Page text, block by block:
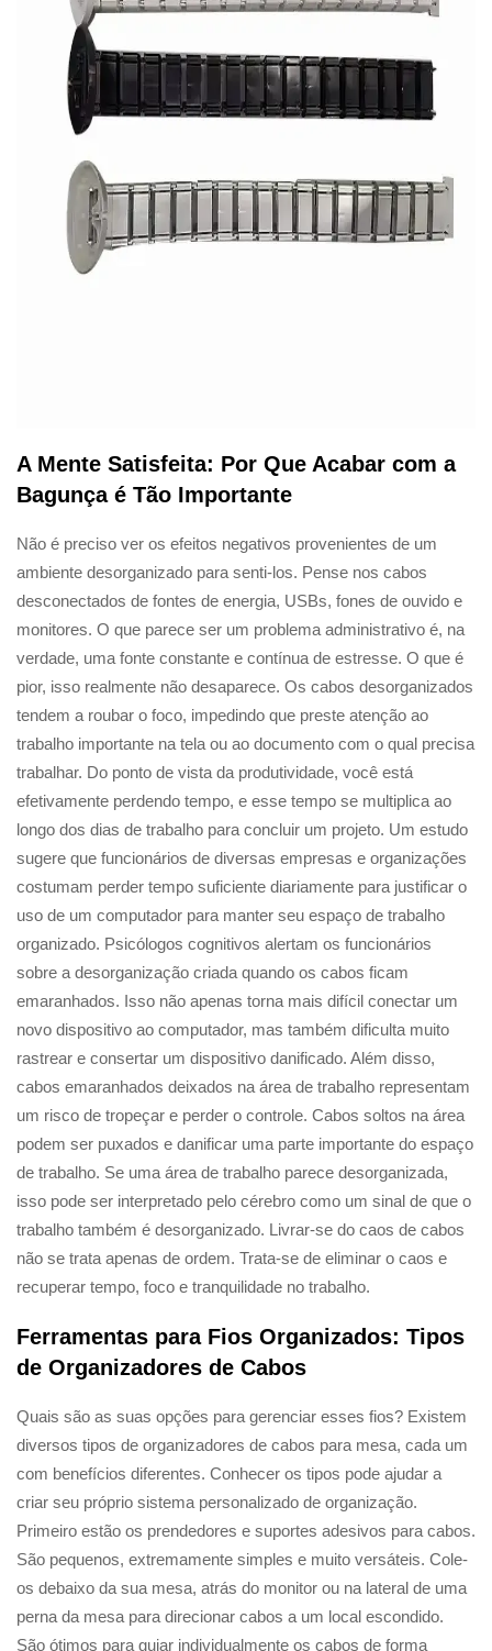
A Mente Satisfeita: Por Que Acabar com a
Bagunça é Tão Importante
Não é preciso ver os efeitos negativos provenientes de um
ambiente desorganizado para senti-los. Pense nos cabos
desconectados de fontes de energia, USBs, fones de ouvido e
monitores. O que parece ser um problema administrativo é, na
verdade, uma fonte constante e contínua de estresse. O que é
pior, isso realmente não desaparece. Os cabos desorganizados
tendem a roubar o foco, impedindo que preste atenção ao
trabalho importante na tela ou ao documento com o qual precisa
trabalhar. Do ponto de vista da produtividade, você está
efetivamente perdendo tempo, e esse tempo se multiplica ao
longo dos dias de trabalho para concluir um projeto. Um estudo
sugere que funcionários de diversas empresas e organizações
costumam perder tempo suficiente diariamente para justificar o
uso de um computador para manter seu espaço de trabalho
organizado. Psicólogos cognitivos alertam os funcionários
sobre a desorganização criada quando os cabos ficam
emaranhados. Isso não apenas torna mais difícil conectar um
novo dispositivo ao computador, mas também dificulta muito
rastrear e consertar um dispositivo danificado. Além disso,
cabos emaranhados deixados na área de trabalho representam
um risco de tropeçar e perder o controle. Cabos soltos na área
podem ser puxados e danificar uma parte importante do espaço
de trabalho. Se uma área de trabalho parece desorganizada,
isso pode ser interpretado pelo cérebro como um sinal de que o
trabalho também é desorganizado. Livrar-se do caos de cabos
não se trata apenas de ordem. Trata-se de eliminar o caos e
recuperar tempo, foco e tranquilidade no trabalho.
Ferramentas para Fios Organizados: Tipos
de Organizadores de Cabos
Quais são as suas opções para gerenciar esses fios? Existem
diversos tipos de organizadores de cabos para mesa, cada um
com benefícios diferentes. Conhecer os tipos pode ajudar a
criar seu próprio sistema personalizado de organização.
Primeiro estão os prendedores e suportes adesivos para cabos.
São pequenos, extremamente simples e muito versáteis. Cole-
os debaixo da sua mesa, atrás do monitor ou na lateral de uma
perna da mesa para direcionar cabos a um local escondido.
São ótimos para guiar individualmente os cabos de forma